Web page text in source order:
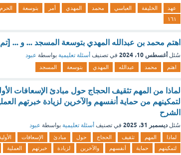
عهد الخليفة العباسي محمد المهدي أمر بتوسعة الحرم
١٦١
اهتم محمد بن عبدالله المهدي بتوسعة المسجد ... و ...
سُئل أغسطس 10، 2024 في تصنيف أسئلة تعليمية بواسطة عبود
اهتم محمد عبدالله المهدي بتوسعة المسجد
لماذا من المهم تثقيف الحجاج حول مبادئ الإسعافات
لتمكينهم من حماية أنفسهم والآخرين لزيادة خبرتهم
الشرح
سُئل ديسمبر 31، 2025 في تصنيف أسئلة تعليمية بواسطة عبود
لماذا المهم تثقيف الحجاج حول مبادئ الإسعافات
لتمكينهم
حماية أنفسهم والآخرين لزيادة خبرتهم العملية